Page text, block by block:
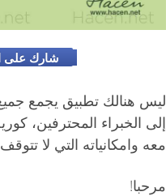
شارك على
ليس هنالك تطبيق يجمع
إلى الخبراء المحترفين،
معه وامكانياته التي لا
مرحبا!